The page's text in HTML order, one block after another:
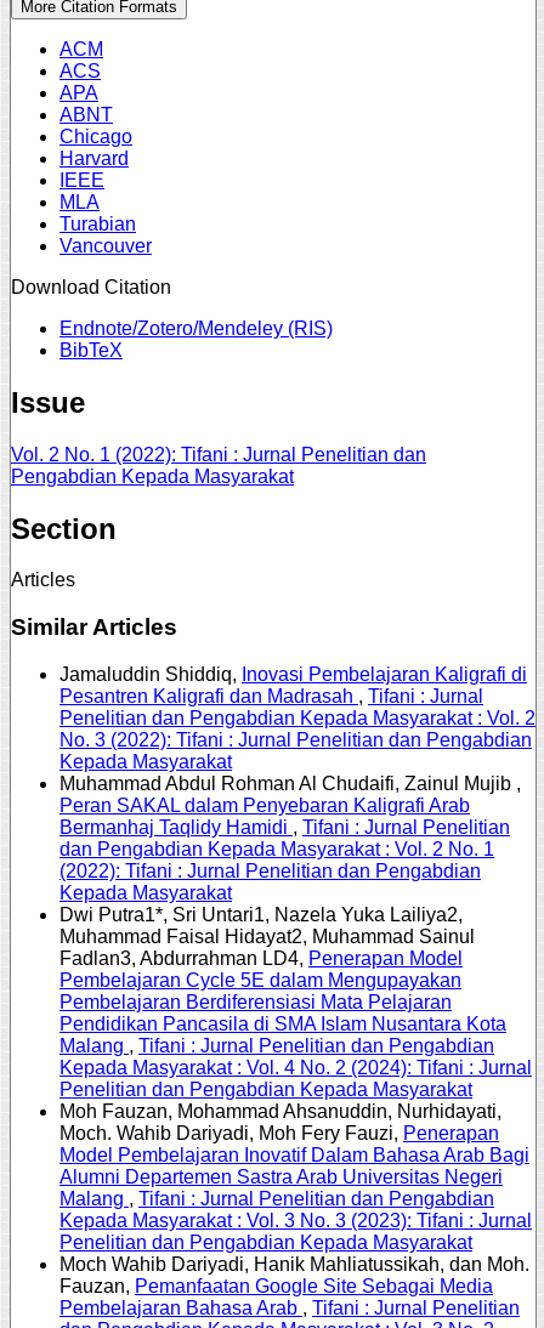
More Citation Formats
ACM
ACS
APA
ABNT
Chicago
Harvard
IEEE
MLA
Turabian
Vancouver
Download Citation
Endnote/Zotero/Mendeley (RIS)
BibTeX
Issue
Vol. 2 No. 1 (2022): Tifani : Jurnal Penelitian dan
Pengabdian Kepada Masyarakat
Section
Articles
Similar Articles
Jamaluddin Shiddiq, Inovasi Pembelajaran Kaligrafi di
Pesantren Kaligrafi dan Madrasah , Tifani : Jurnal
Penelitian dan Pengabdian Kepada Masyarakat : Vol. 2
No. 3 (2022): Tifani : Jurnal Penelitian dan Pengabdian
Kepada Masyarakat
Muhammad Abdul Rohman Al Chudaifi, Zainul Mujib ,
Peran SAKAL dalam Penyebaran Kaligrafi Arab
Bermanhaj Taqlidy Hamidi , Tifani : Jurnal Penelitian
dan Pengabdian Kepada Masyarakat : Vol. 2 No. 1
(2022): Tifani : Jurnal Penelitian dan Pengabdian
Kepada Masyarakat
Dwi Putra1*, Sri Untari1, Nazela Yuka Lailiya2,
Muhammad Faisal Hidayat2, Muhammad Sainul
Fadlan3, Abdurrahman LD4, Penerapan Model
Pembelajaran Cycle 5E dalam Mengupayakan
Pembelajaran Berdiferensiasi Mata Pelajaran
Pendidikan Pancasila di SMA Islam Nusantara Kota
Malang , Tifani : Jurnal Penelitian dan Pengabdian
Kepada Masyarakat : Vol. 4 No. 2 (2024): Tifani : Jurnal
Penelitian dan Pengabdian Kepada Masyarakat
Moh Fauzan, Mohammad Ahsanuddin, Nurhidayati,
Moch. Wahib Dariyadi, Moh Fery Fauzi, Penerapan
Model Pembelajaran Inovatif Dalam Bahasa Arab Bagi
Alumni Departemen Sastra Arab Universitas Negeri
Malang , Tifani : Jurnal Penelitian dan Pengabdian
Kepada Masyarakat : Vol. 3 No. 3 (2023): Tifani : Jurnal
Penelitian dan Pengabdian Kepada Masyarakat
Moch Wahib Dariyadi, Hanik Mahliatussikah, dan Moh.
Fauzan, Pemanfaatan Google Site Sebagai Media
Pembelajaran Bahasa Arab , Tifani : Jurnal Penelitian